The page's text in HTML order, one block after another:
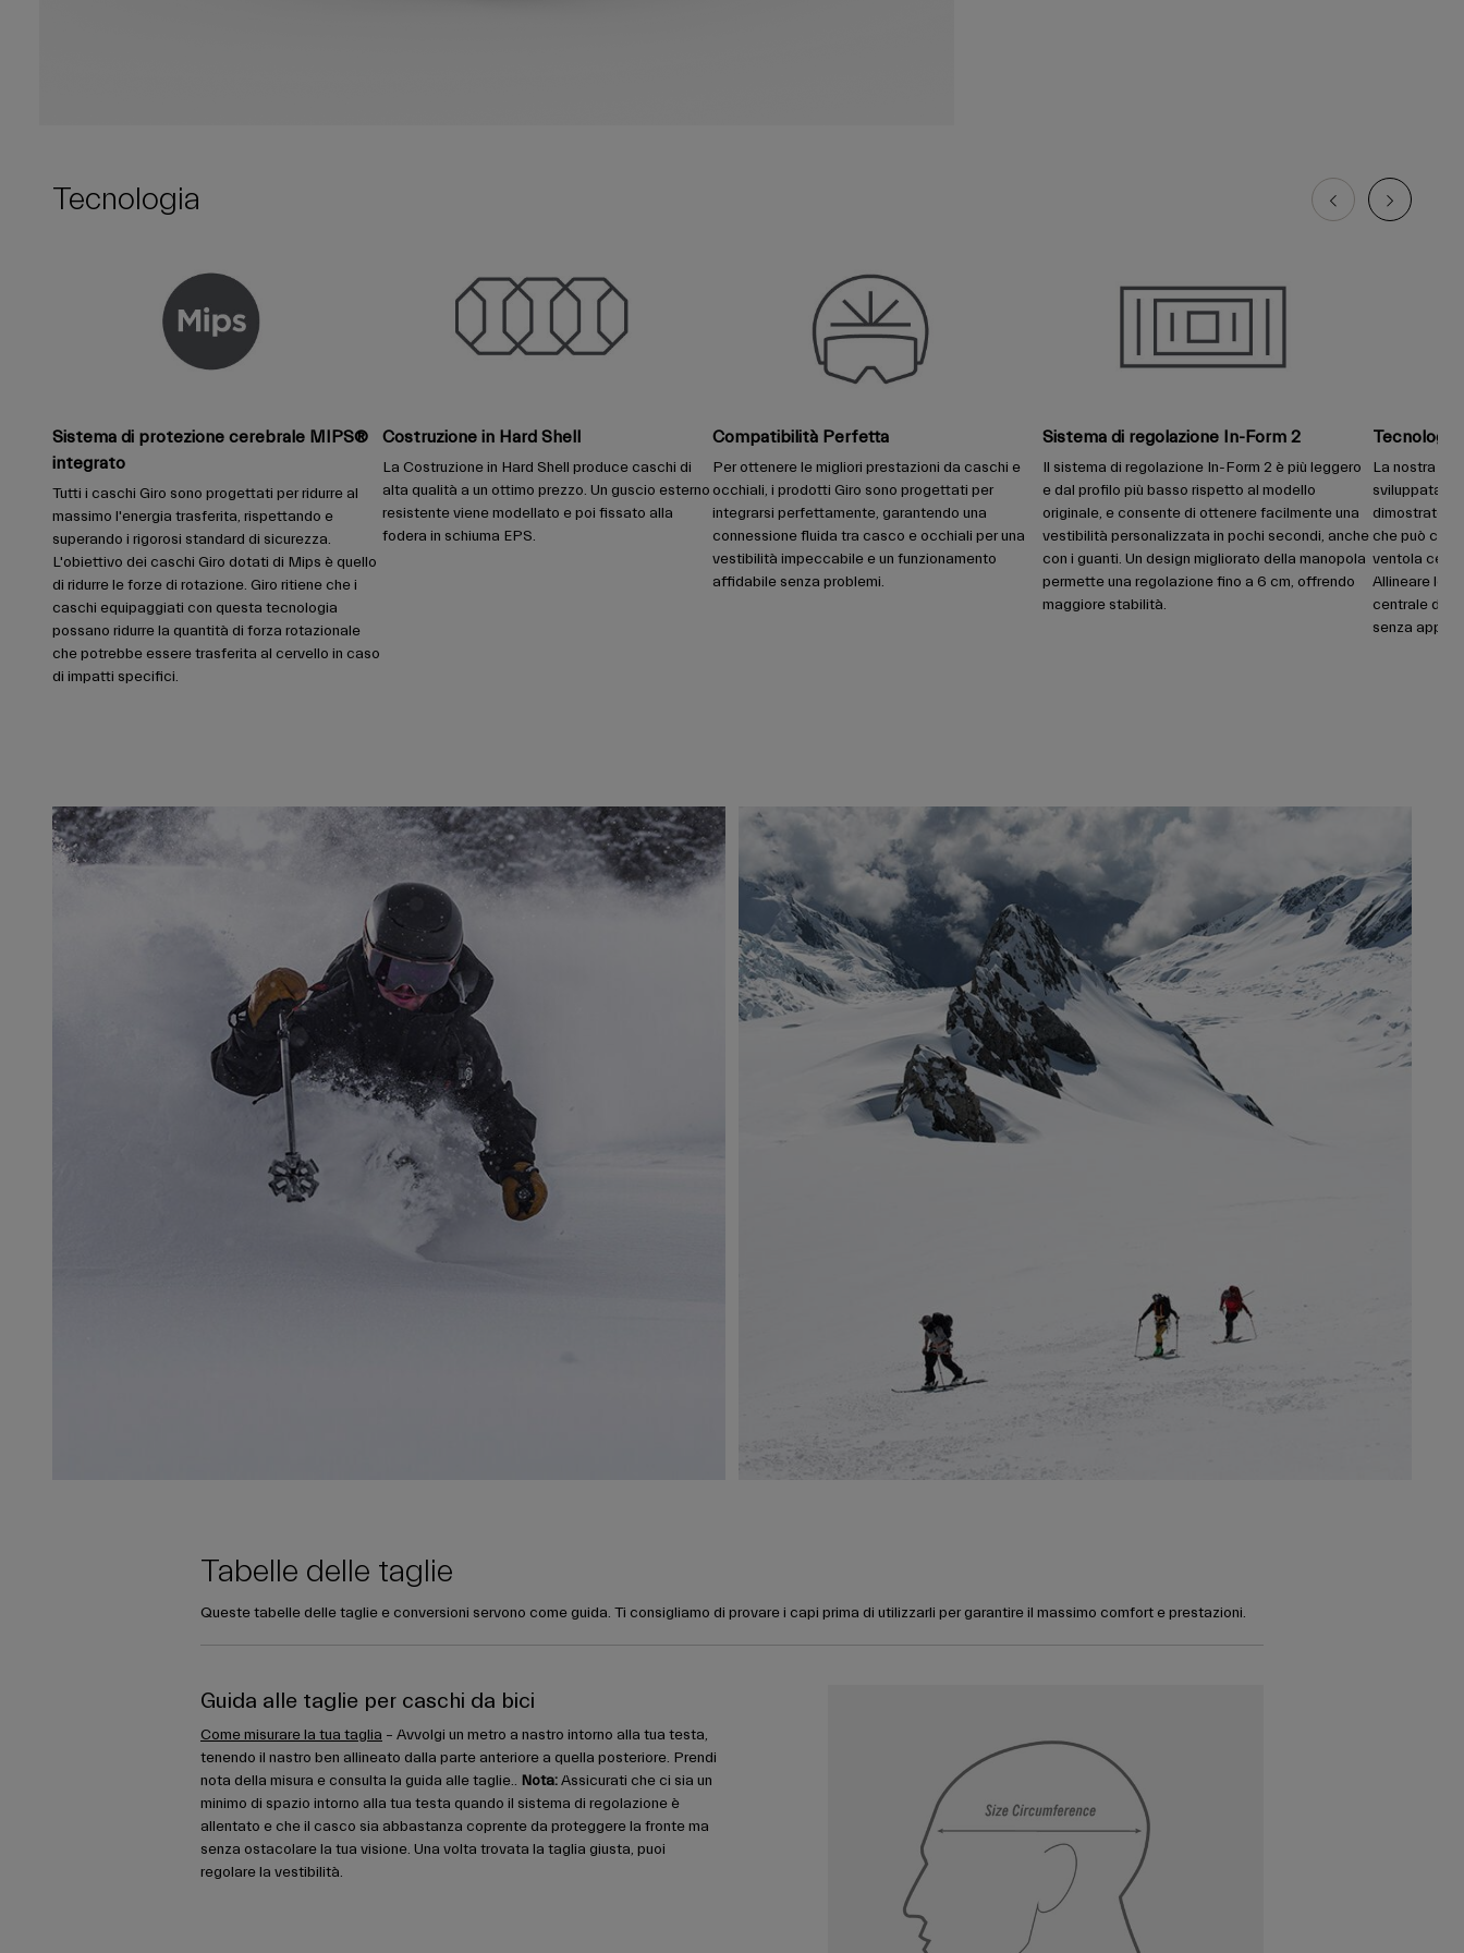
Tecnologia
Sistema di protezione cerebrale MIPS®
integrato
Tutti i caschi Giro sono progettati per ridurre al
massimo l'energia trasferita, rispettando e
superando i rigorosi standard di sicurezza.
L'obiettivo dei caschi Giro dotati di Mips è quello
di ridurre le forze di rotazione. Giro ritiene che i
caschi equipaggiati con questa tecnologia
possano ridurre la quantità di forza rotazionale
che potrebbe essere trasferita al cervello in caso
di impatti specifici.
Costruzione in Hard Shell
La Costruzione in Hard Shell produce caschi di
alta qualità a un ottimo prezzo. Un guscio esterno
resistente viene modellato e poi fissato alla
fodera in schiuma EPS.
Compatibilità Perfetta
Per ottenere le migliori prestazioni da caschi e
occhiali, i prodotti Giro sono progettati per
integrarsi perfettamente, garantendo una
connessione fluida tra casco e occhiali per una
vestibilità impeccabile e un funzionamento
affidabile senza problemi.
Sistema di regolazione In-Form 2
Il sistema di regolazione In-Form 2 è più leggero
e dal profilo più basso rispetto al modello
originale, e consente di ottenere facilmente una
vestibilità personalizzata in pochi secondi, anche
con i guanti. Un design migliorato della manopola
permette una regolazione fino a 6 cm, offrendo
maggiore stabilità.
La nostra
sviluppata
dimostrato
che può
ventola
Allineare lo
centrale
senza
Tabelle delle taglie
Queste tabelle delle taglie e conversioni servono come guida. Ti consigliamo di provare i capi prima di utilizzarli per garantire il massimo comfort e prestazioni.
Guida alle taglie per caschi da bici
Come misurare la tua taglia – Avvolgi un metro a nastro intorno alla tua testa,
tenendo il nastro ben allineato dalla parte anteriore a quella posteriore. Prendi
nota della misura e consulta la guida alle taglie.. Nota:Assicurati che ci sia un
minimo di spazio intorno alla tua testa quando il sistema di regolazione è
allentato e che il casco sia abbastanza coprente da proteggere la fronte ma
senza ostacolare la tua visione. Una volta trovata la taglia giusta, puoi
regolare la vestibilità.